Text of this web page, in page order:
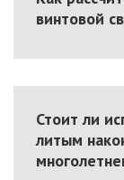
винтовой
Стоит ли
литым